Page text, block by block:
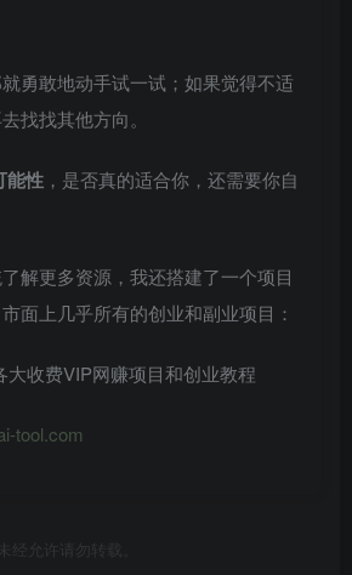
勇敢地动手试一试；如果觉得不适
找找其他方向。
能性 ，是否真的适合你，还需要你自
解更多资源，我还搭建了一个项目
面上几乎所有的创业和副业项目：
大收费VIP网赚项目和创业教程
tool.com
经允许请勿转载。